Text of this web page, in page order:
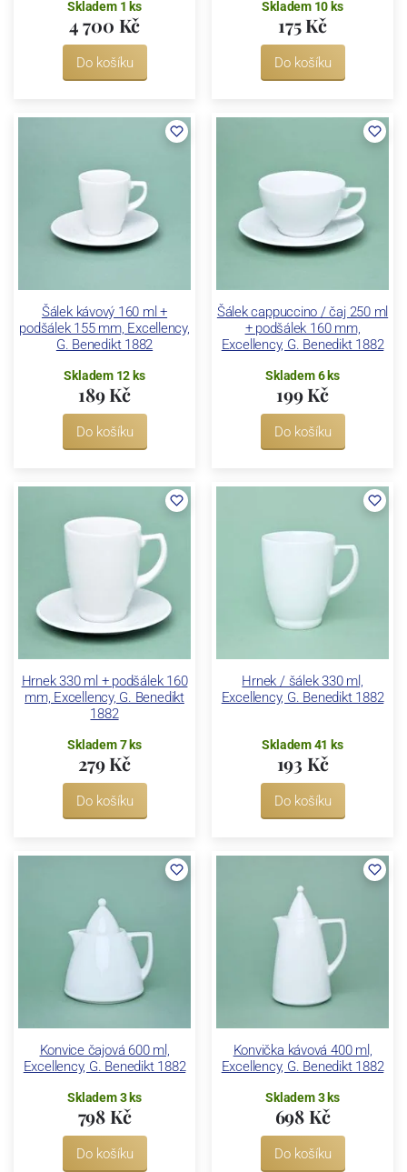
Skladem 1 ks
4 700 Kč
Do košíku
Skladem 10 ks
175 Kč
Do košíku
Šálek kávový 160 ml +
podšálek 155 mm, Excellency,
G. Benedikt 1882
Skladem 12 ks
189 Kč
Do košíku
Šálek cappuccino / čaj 250 ml
+ podšálek 160 mm,
Excellency, G. Benedikt 1882
Skladem 6 ks
199 Kč
Do košíku
Hrnek 330 ml + podšálek 160
mm, Excellency, G. Benedikt
1882
Skladem 7 ks
279 Kč
Do košíku
Hrnek / šálek 330 ml,
Excellency, G. Benedikt 1882
Skladem 41 ks
193 Kč
Do košíku
Konvice čajová 600 ml,
Excellency, G. Benedikt 1882
Skladem 3 ks
798 Kč
Do košíku
Konvička kávová 400 ml,
Excellency, G. Benedikt 1882
Skladem 3 ks
698 Kč
Do košíku